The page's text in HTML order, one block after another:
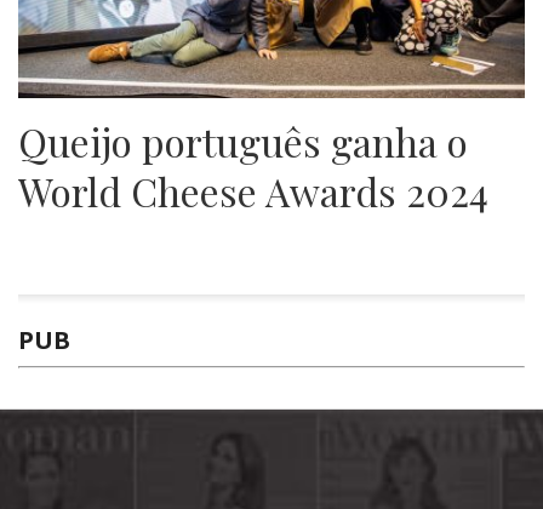
Queijo português ganha o
World Cheese Awards 2024
PUB